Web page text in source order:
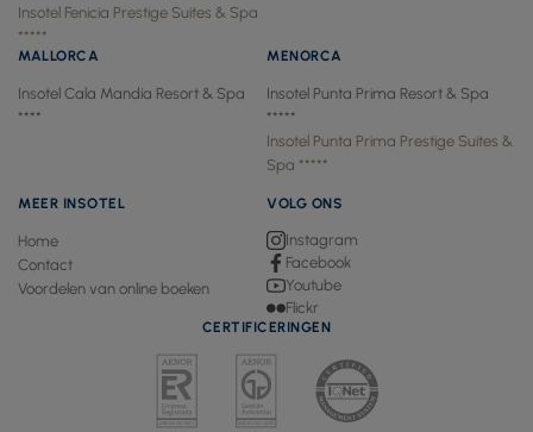
Insotel Fenicia Prestige Suites & Spa
*****
MALLORCA
Insotel Cala Mandía Resort & Spa
****
MENORCA
Insotel Punta Prima Resort & Spa
*****
Insotel Punta Prima Prestige Suites &
Spa *****
MEER INSOTEL
Home
Contact
Voordelen van online boeken
VOLG ONS
Instagram
Facebook
Youtube
Flickr
CERTIFICERINGEN